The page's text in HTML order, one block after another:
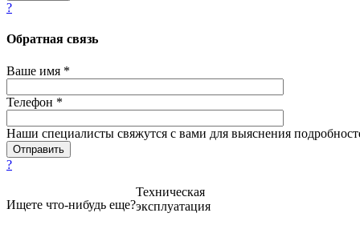
?
Обратная связь
Ваше имя *
Телефон *
Наши специалисты свяжутся с вами для выяснения
?
Ищете что-нибудь еще?
Техническая
эксплуатация